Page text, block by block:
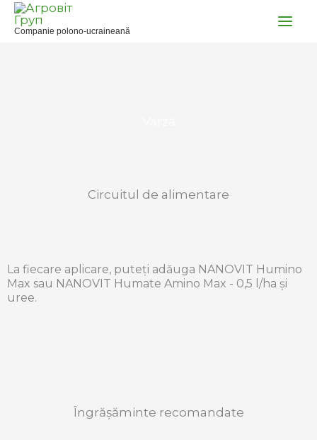
Skip
Companie polono-ucraineană
Circuitul de alimentare
La fiecare aplicare, puteți adăuga NANOVIT Humino
Max sau NANOVIT Humate Amino Max - 0,5 l/ha și
uree.
Îngrășăminte recomandate